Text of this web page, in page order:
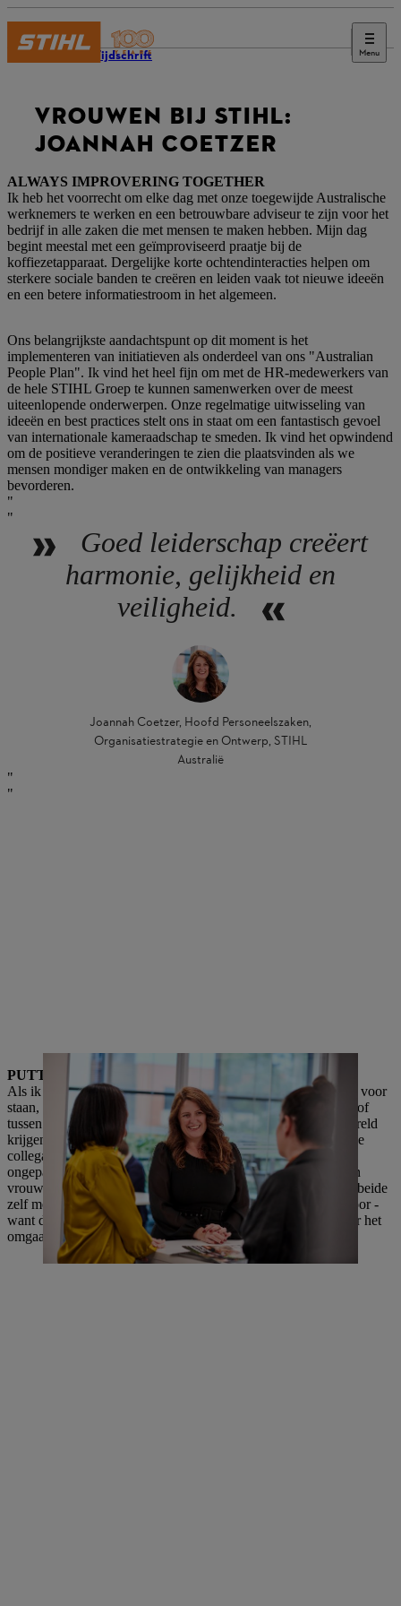
Menu
STIHL Tijdschrift
VROUWEN BIJ STIHL:
JOANNAH COETZER
ALWAYS IMPROVERING TOGETHER
Ik heb het voorrecht om elke dag met onze toegewijde Australische
werknemers te werken en een betrouwbare adviseur te zijn voor het
bedrijf in alle zaken die met mensen te maken hebben. Mijn dag
begint meestal met een geïmproviseerd praatje bij de
koffiezetapparaat. Dergelijke korte ochtendinteracties helpen om
sterkere sociale banden te creëren en leiden vaak tot nieuwe ideeën
en een betere informatiestroom in het algemeen.
Ons belangrijkste aandachtspunt op dit moment is het
implementeren van initiatieven als onderdeel van ons "Australian
People Plan". Ik vind het heel fijn om met de HR-medewerkers van
de hele STIHL Groep te kunnen samenwerken over de meest
uiteenlopende onderwerpen. Onze regelmatige uitwisseling van
ideeën en best practices stelt ons in staat om een fantastisch gevoel
van internationale kameraadschap te smeden. Ik vind het opwindend
om de positieve veranderingen te zien die plaatsvinden als we
mensen mondiger maken en de ontwikkeling van managers
bevorderen.
Goed leiderschap creëert
harmonie, gelijkheid en
veiligheid.
Joannah Coetzer, Hoofd Personeelszaken,
Organisatiestrategie en Ontwerp, STIHL
Australië
PUTTING EQUALITY FIRST
Als ik nadenk over de uitdagingen waar vrouwen op het werk voor
staan, komen er twee dingen in me op. De eerste is de loonkloof
tussen mannen en vrouwen. In veel bedrijven over de hele wereld
krijgen vrouwen nog steeds minder betaald dan hun mannelijke
collega's in vergelijkbare functies. Er is ook de kwestie van
ongepaste communicatie, zoals opmerkingen aan het adres van
vrouwelijke werknemers die vernederend kunnen zijn. Ik heb beide
zelf meegemaakt en achteraf ben ik daar eigenlijk dankbaar voor -
want door deze ervaringen heb ik een heel andere aanpak voor het
omgaan met deze moeilijke onderwerpen op de werkvloer.